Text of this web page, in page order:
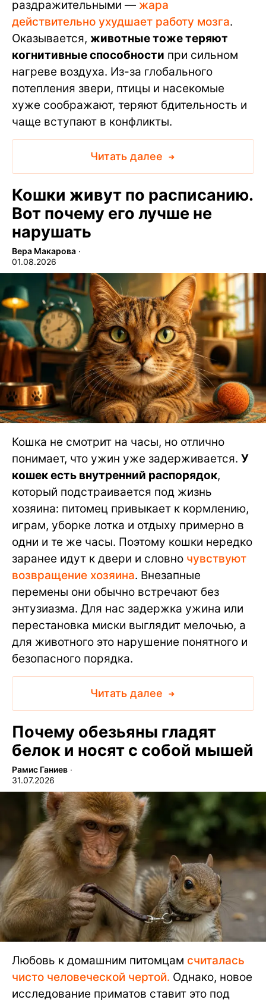
раздражительными — жара
действительно ухудшает работу мозга.
Оказывается, животные тоже теряют
когнитивные способности при сильном
нагреве воздуха. Из-за глобального
потепления звери, птицы и насекомые
хуже соображают, теряют бдительность и
чаще вступают в конфликты.
Читать далее
Кошки живут по расписанию.
Вот почему его лучше не
нарушать
Вера Макарова ∙
01.08.2026
Кошка не смотрит на часы, но отлично
понимает, что ужин уже задерживается. У
кошек есть внутренний распорядок,
который подстраивается под жизнь
хозяина: питомец привыкает к кормлению,
играм, уборке лотка и отдыху примерно в
одни и те же часы. Поэтому кошки нередко
заранее идут к двери и словно чувствуют
возвращение хозяина. Внезапные
перемены они обычно встречают без
энтузиазма. Для нас задержка ужина или
перестановка миски выглядит мелочью, а
для животного это нарушение понятного и
безопасного порядка.
Читать далее
Почему обезьяны гладят
белок и носят с собой мышей
Рамис Ганиев ∙
31.07.2026
Любовь к домашним питомцам считалась
чисто человеческой чертой. Однако, новое
исследование приматов ставит это под